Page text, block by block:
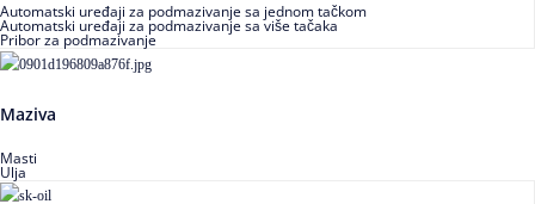
Automatski uređaji za podmazivanje sa jednom tačkom
Automatski uređaji za podmazivanje sa više tačaka
Pribor za podmazivanje
Maziva
Masti
Ulja